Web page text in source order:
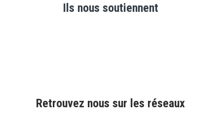
Ils nous soutiennent
Retrouvez nous sur les réseaux